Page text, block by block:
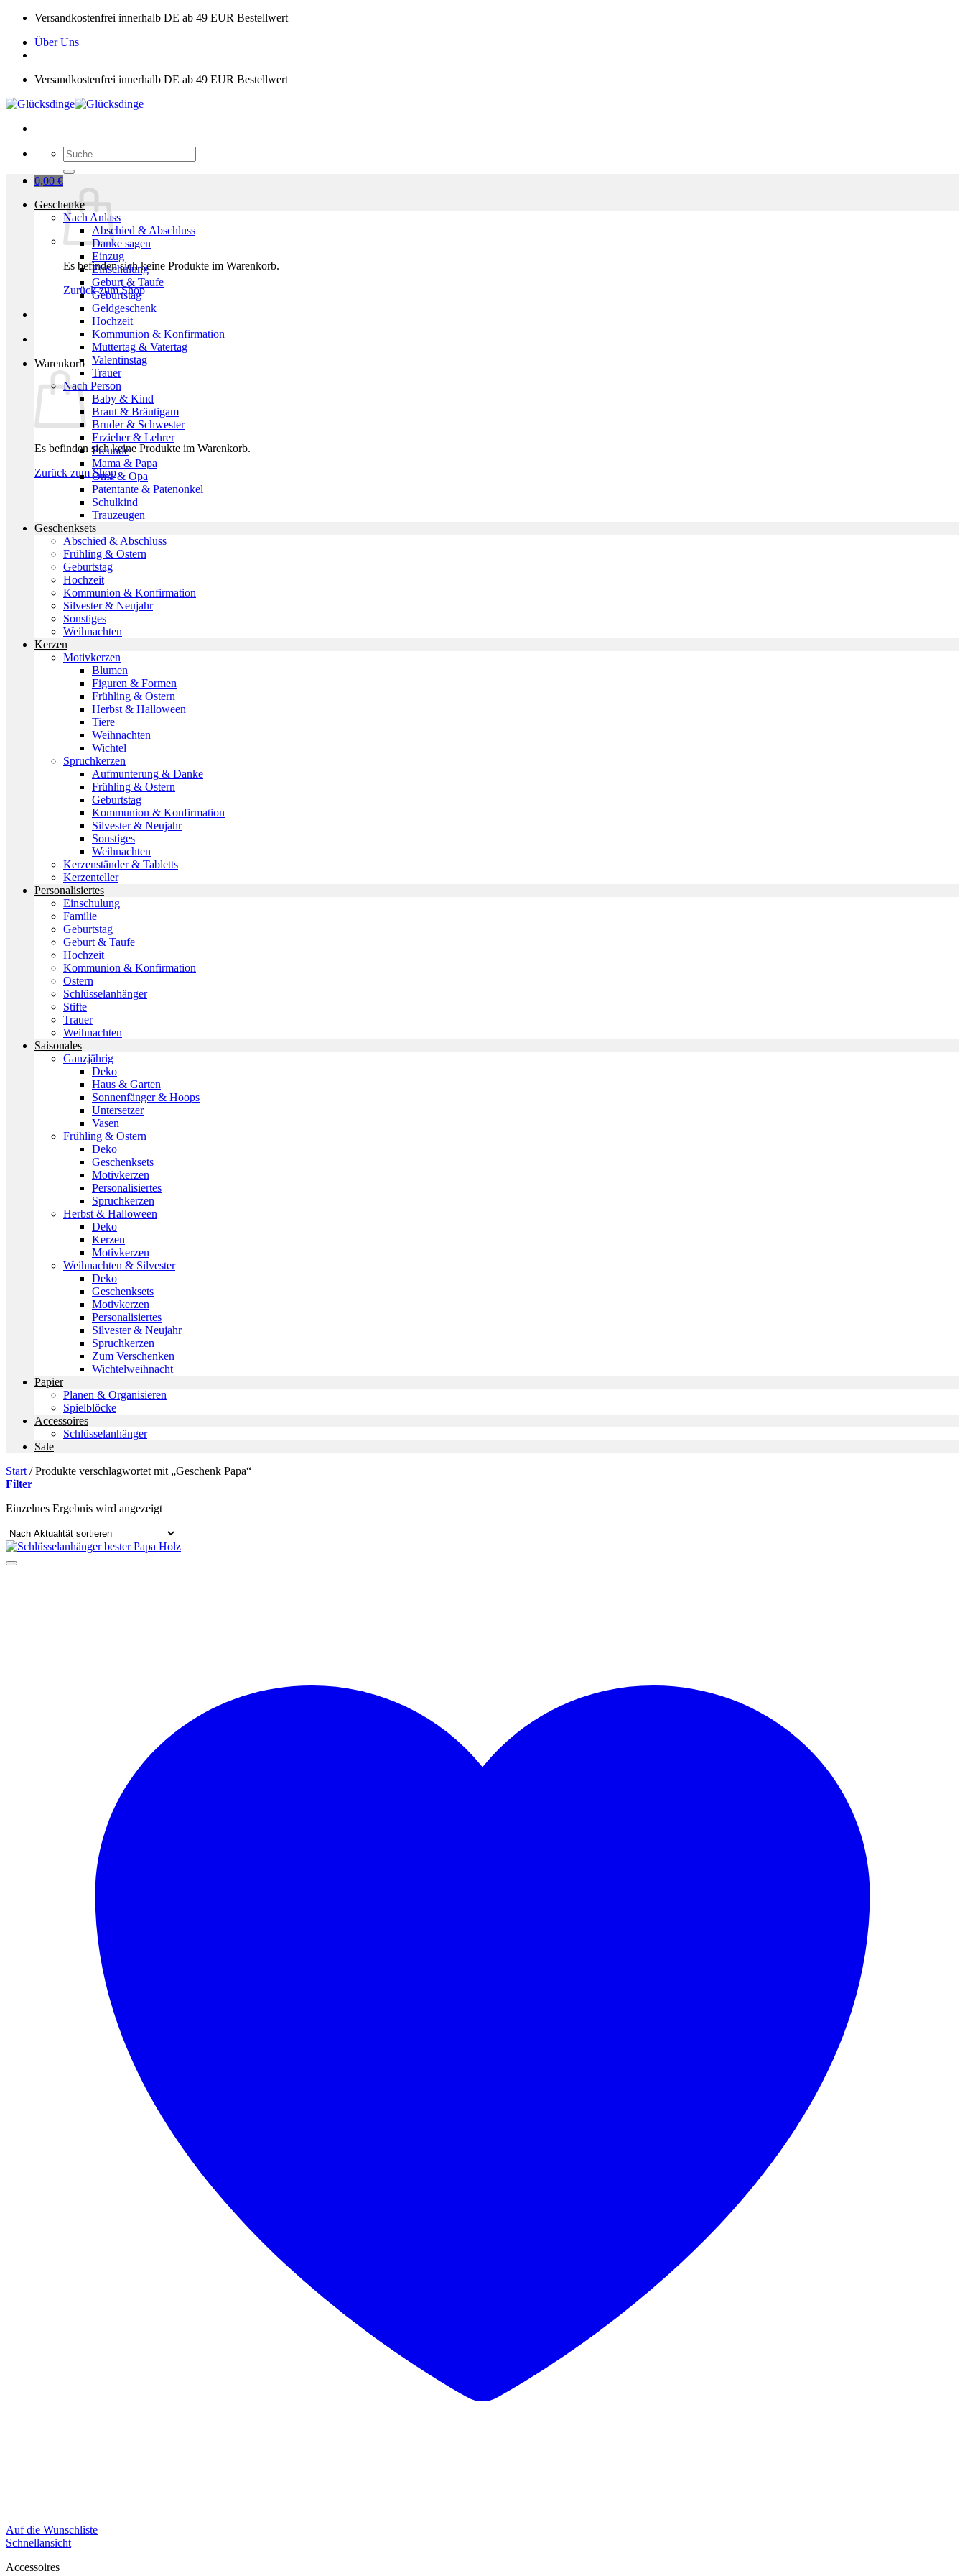
Zum
springen
Versandkostenfrei innerhalb DE ab 49 EUR Bestellwert
Über Uns
Versandkostenfrei innerhalb DE ab 49 EUR Bestellwert
Suchen
nach:
0,00 €
Es befinden sich keine Produkte im Warenkorb.
Zurück zum Shop
Warenkorb
Es befinden sich keine Produkte im Warenkorb.
Zurück zum Shop
Geschenke
Nach Anlass
Abschied & Abschluss
Danke sagen
Einzug
Einschulung
Geburt & Taufe
Geburtstag
Geldgeschenk
Hochzeit
Kommunion & Konfirmation
Muttertag & Vatertag
Valentinstag
Trauer
Nach Person
Baby & Kind
Braut & Bräutigam
Bruder & Schwester
Erzieher & Lehrer
Freunde
Mama & Papa
Oma & Opa
Patentante & Patenonkel
Schulkind
Trauzeugen
Geschenksets
Abschied & Abschluss
Frühling & Ostern
Geburtstag
Hochzeit
Kommunion & Konfirmation
Silvester & Neujahr
Sonstiges
Weihnachten
Kerzen
Motivkerzen
Blumen
Figuren & Formen
Frühling & Ostern
Herbst & Halloween
Tiere
Weihnachten
Wichtel
Spruchkerzen
Aufmunterung & Danke
Frühling & Ostern
Geburtstag
Kommunion & Konfirmation
Silvester & Neujahr
Sonstiges
Weihnachten
Kerzenständer & Tabletts
Kerzenteller
Personalisiertes
Einschulung
Familie
Geburtstag
Geburt & Taufe
Hochzeit
Kommunion & Konfirmation
Ostern
Schlüsselanhänger
Stifte
Trauer
Weihnachten
Saisonales
Ganzjährig
Deko
Haus & Garten
Sonnenfänger & Hoops
Untersetzer
Vasen
Frühling & Ostern
Deko
Geschenksets
Motivkerzen
Personalisiertes
Spruchkerzen
Herbst & Halloween
Deko
Kerzen
Motivkerzen
Weihnachten & Silvester
Deko
Geschenksets
Motivkerzen
Personalisiertes
Silvester & Neujahr
Spruchkerzen
Zum Verschenken
Wichtelweihnacht
Papier
Planen & Organisieren
Spielblöcke
Accessoires
Schlüsselanhänger
Sale
Start /Produkte verschlagwortet mit „Geschenk Papa“
Filter
Einzelnes Ergebnis wird angezeigt
Auf die Wunschliste
Schnellansicht
Accessoires